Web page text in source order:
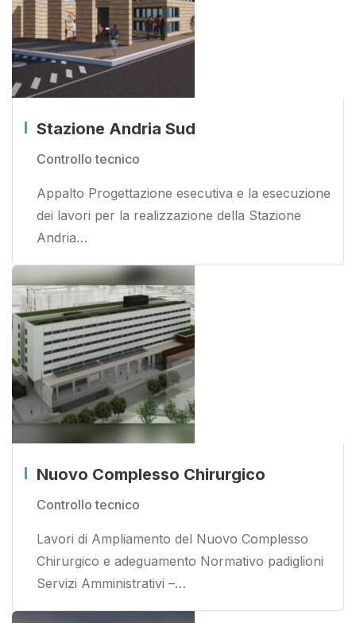
Stazione Andria Sud
Controllo tecnico
Appalto Progettazione esecutiva e la esecuzione
dei lavori per la realizzazione della Stazione
Andria…
Nuovo Complesso Chirurgico
Controllo tecnico
Lavori di Ampliamento del Nuovo Complesso
Chirurgico e adeguamento Normativo padiglioni
Servizi Amministrativi –…